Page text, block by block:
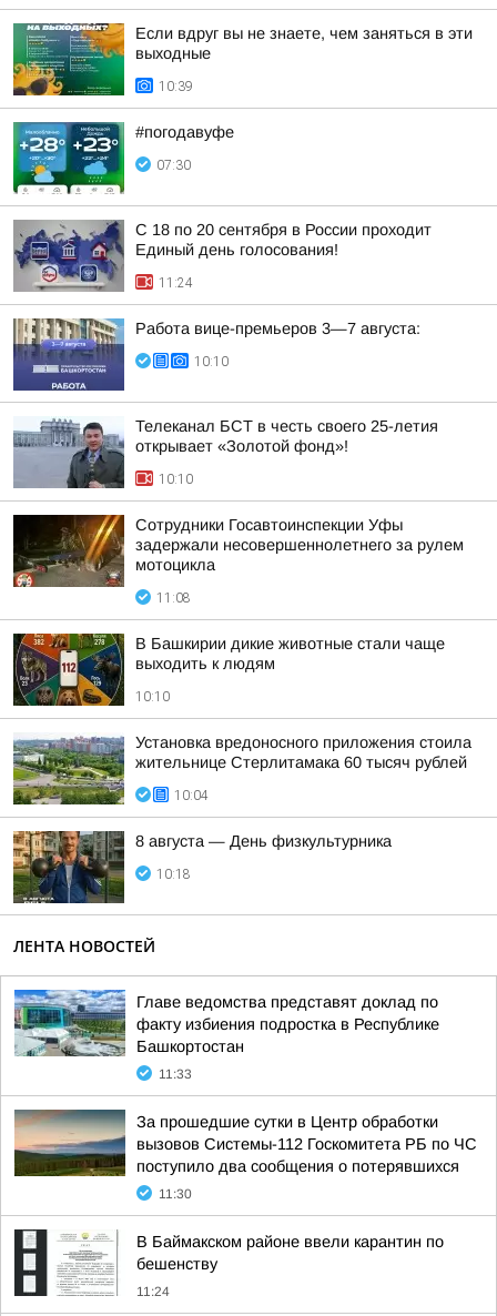
Если вдруг вы не знаете, чем заняться в эти
выходные
10:39
#погодавуфе
07:30
С 18 по 20 сентября в России проходит
Единый день голосования!
11:24
Работа вице-премьеров 3—7 августа:
10:10
Телеканал БСТ в честь своего 25-летия
открывает «Золотой фонд»!
10:10
Сотрудники Госавтоинспекции Уфы
задержали несовершеннолетнего за рулем
мотоцикла
11:08
В Башкирии дикие животные стали чаще
выходить к людям
10:10
Установка вредоносного приложения стоила
жительнице Стерлитамака 60 тысяч рублей
10:04
8 августа — День физкультурника
10:18
ЛЕНТА НОВОСТЕЙ
Главе ведомства представят доклад по
факту избиения подростка в Республике
Башкортостан
11:33
За прошедшие сутки в Центр обработки
вызовов Системы-112 Госкомитета РБ по ЧС
поступило два сообщения о потерявшихся
11:30
В Баймакском районе ввели карантин по
бешенству
11:24